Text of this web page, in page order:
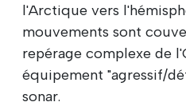
l'Arctique vers
mouvements sont
repérage complexe de
équipement "agressif/
sonar.